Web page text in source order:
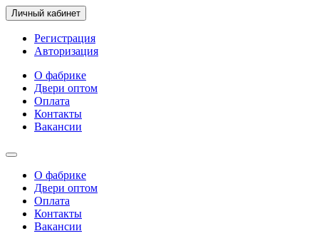
Личный кабинет
Регистрация
Авторизация
О фабрике
Двери оптом
Оплата
Контакты
Вакансии
О фабрике
Двери оптом
Оплата
Контакты
Вакансии